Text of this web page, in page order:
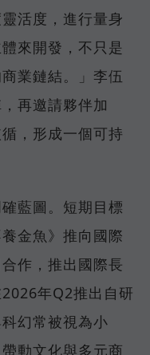
活度，進行量身
來開發，不只是
業鏈結。」李伍
再邀請夥伴加
，形成一個可持
藍圖。短期目標
金魚》推向國際
作，推出國際長
年Q2推出自研
幻常被視為小
動文化與多元商